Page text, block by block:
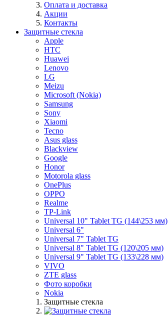
Оплата и доставка
Акции
Контакты
Защитные стекла
Apple
HTC
Huawei
Lenovo
LG
Meizu
Microsoft (Nokia)
Samsung
Sony
Xiaomi
Tecno
Asus glass
Blackview
Google
Honor
Motorola glass
OnePlus
OPPO
Realme
TP-Link
Universal 10" Tablet TG (144\253 мм)
Universal 6"
Universal 7" Tablet TG
Universal 8" Tablet TG (120\205 мм)
Universal 9" Tablet TG (133\228 мм)
VIVO
ZTE glass
Фото коробки
Nokia
Защитные стекла